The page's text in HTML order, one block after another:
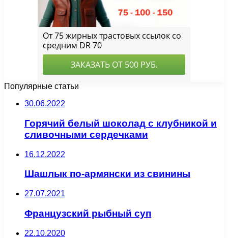
Популярные статьи
30.06.2022
Горячий белый шоколад с клубникой и
сливочными сердечками
16.12.2022
Шашлык по-армянски из свинины
27.07.2021
Французский рыбный суп
22.10.2020